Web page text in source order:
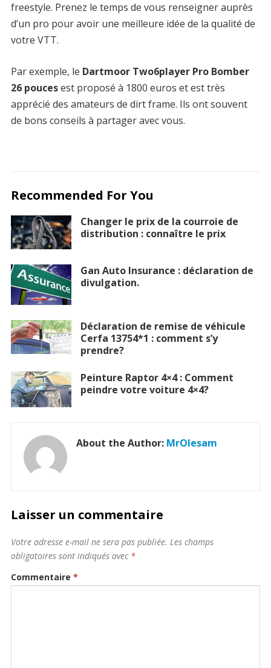
freestyle. Prenez le temps de vous renseigner auprès
d’un pro pour avoir une meilleure idée de la qualité de
votre VTT.
Par exemple, le Dartmoor Two6player Pro Bomber
26 poucesest proposé à 1800 euros et est très
apprécié des amateurs de dirt frame. Ils ont souvent
de bons conseils à partager avec vous.
Recommended For You
Changer le prix de la courroie de
distribution : connaître le prix
Gan Auto Insurance : déclaration de
divulgation.
Déclaration de remise de véhicule
Cerfa 13754*1 : comment s’y
prendre?
Peinture Raptor 4×4 : Comment
peindre votre voiture 4×4?
About the Author: MrOlesam
Laisser un commentaire
Votre adresse e-mail ne sera pas publiée. Les champs
obligatoires sont indiqués avec *
Commentaire *